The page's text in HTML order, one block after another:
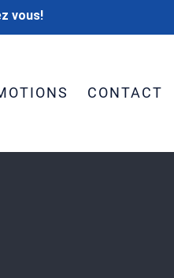
vous!
CONTACT